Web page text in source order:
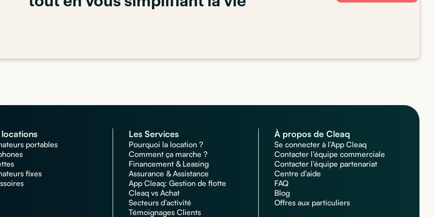
portables
fixes
Les Services
Pourquoi la location ?
Comment ça marche ?
Financement & Leasing
Assurance & Assistance
App Cleaq: Gestion de flotte
Cleaq vs Achat
Secteurs d’activité
Témoignages Clients
À propos de Cleaq
Se connecter à l’App Cleaq
Contacter l’équipe commerciale
Contacter l’équipe partenariat
Centre d’aide
FAQ
Blog
Offres aux particuliers